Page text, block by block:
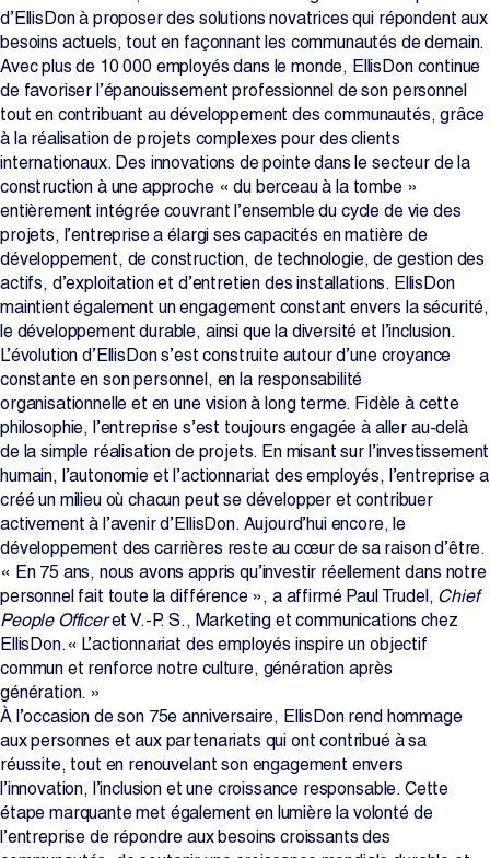
d’EllisDon à proposer des solutions novatrices qui répondent aux
besoins actuels, tout en façonnant les communautés de demain.
Avec plus de 10 000 employés dans le monde, EllisDon continue
de favoriser l’épanouissement professionnel de son personnel
tout en contribuant au développement des communautés, grâce
à la réalisation de projets complexes pour des clients
internationaux. Des innovations de pointe dans le secteur de la
construction à une approche « du berceau à la tombe »
entièrement intégrée couvrant l’ensemble du cycle de vie des
projets, l’entreprise a élargi ses capacités en matière de
développement, de construction, de technologie, de gestion des
actifs, d’exploitation et d’entretien des installations. EllisDon
maintient également un engagement constant envers la sécurité,
le développement durable, ainsi que la diversité et l’inclusion.
L’évolution d’EllisDon s’est construite autour d’une croyance
constante en son personnel, en la responsabilité
organisationnelle et en une vision à long terme. Fidèle à cette
philosophie, l’entreprise s’est toujours engagée à aller au-delà
de la simple réalisation de projets. En misant sur l’investissement
humain, l’autonomie et l’actionnariat des employés, l’entreprise a
créé un milieu où chacun peut se développer et contribuer
activement à l’avenir d’EllisDon. Aujourd’hui encore, le
développement des carrières reste au cœur de sa raison d’être.
« En 75 ans, nous avons appris qu’investir réellement dans notre
personnel fait toute la différence », a affirmé Paul Trudel, Chief
People Officeret V.-P. S., Marketing et communications chez
EllisDon.« L’actionnariat des employés inspire un objectif
commun et renforce notre culture, génération après
génération. »
À l’occasion de son 75e anniversaire, EllisDon rend hommage
aux personnes et aux partenariats qui ont contribué à sa
réussite, tout en renouvelant son engagement envers
l’innovation, l’inclusion et une croissance responsable. Cette
étape marquante met également en lumière la volonté de
l’entreprise de répondre aux besoins croissants des